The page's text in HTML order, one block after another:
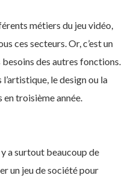
métiers du jeu vidéo,
ces secteurs. Or, c’est un
des autres fonctions.
le design ou la
en troisième année.
a surtout beaucoup de
un jeu de société pour